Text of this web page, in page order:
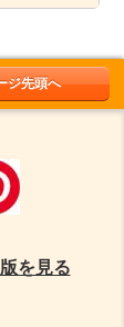
ジ先頭へ
を見る